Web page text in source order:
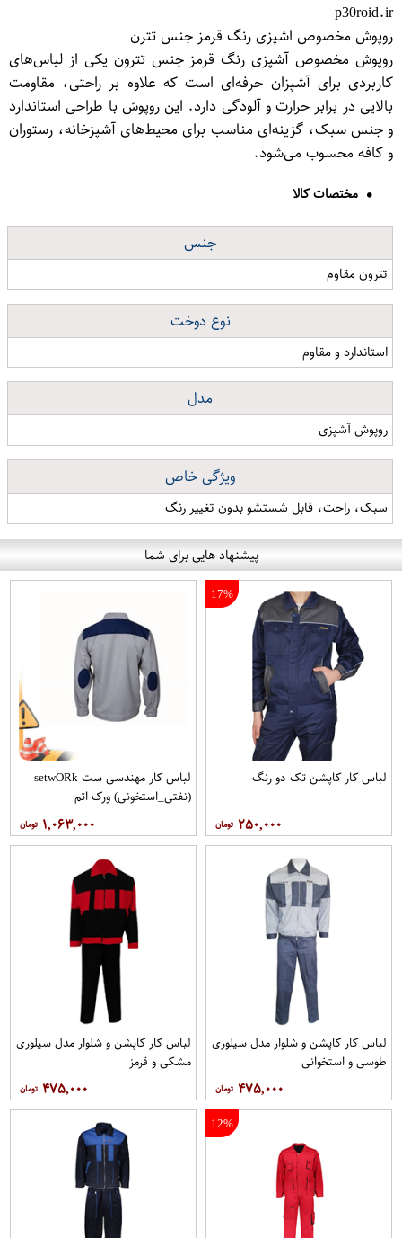
p30roid.ir
روپوش مخصوص اشپزی رنگ قرمز جنس تترن
روپوش مخصوص آشپزی رنگ قرمز جنس تترون یکی از لباس‌های
کاربردی برای آشپزان حرفه‌ای است که علاوه بر راحتی، مقاومت
بالایی در برابر حرارت و آلودگی دارد. این روپوش با طراحی استاندارد
و جنس سبک، گزینه‌ای مناسب برای محیط‌های آشپزخانه، رستوران
و کافه محسوب می‌شود.
مختصات کالا
جنس
تترون مقاوم
نوع دوخت
استاندارد و مقاوم
مدل
روپوش آشپزی
ویژگی خاص
سبک، راحت، قابل شستشو بدون تغییر رنگ
پیشنهاد هایی برای شما
17%
لباس کار کاپشن تک دو رنگ
۲۵۰,۰۰۰
لباس کار مهندسی ست setwO​Rk
(نفتی_استخونی) ورک اتم
۱,۰۶۳,۰۰۰
لباس کار کاپشن و شلوار مدل سيلوری
طوسی و استخوانی
۴۷۵,۰۰۰
لباس کار کاپشن و شلوار مدل سیلوری
مشکی و قرمز
۴۷۵,۰۰۰
12%